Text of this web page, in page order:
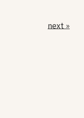
next »